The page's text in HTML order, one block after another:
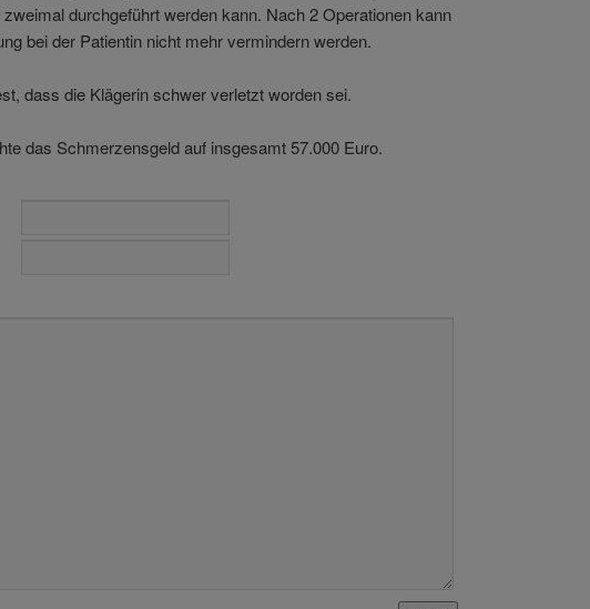
durchgeführt werden kann. Nach 2 Operationen kann
bei der Patientin nicht mehr vermindern werden.
dass die Klägerin schwer verletzt worden sei.
das Schmerzensgeld auf insgesamt 57.000 Euro.